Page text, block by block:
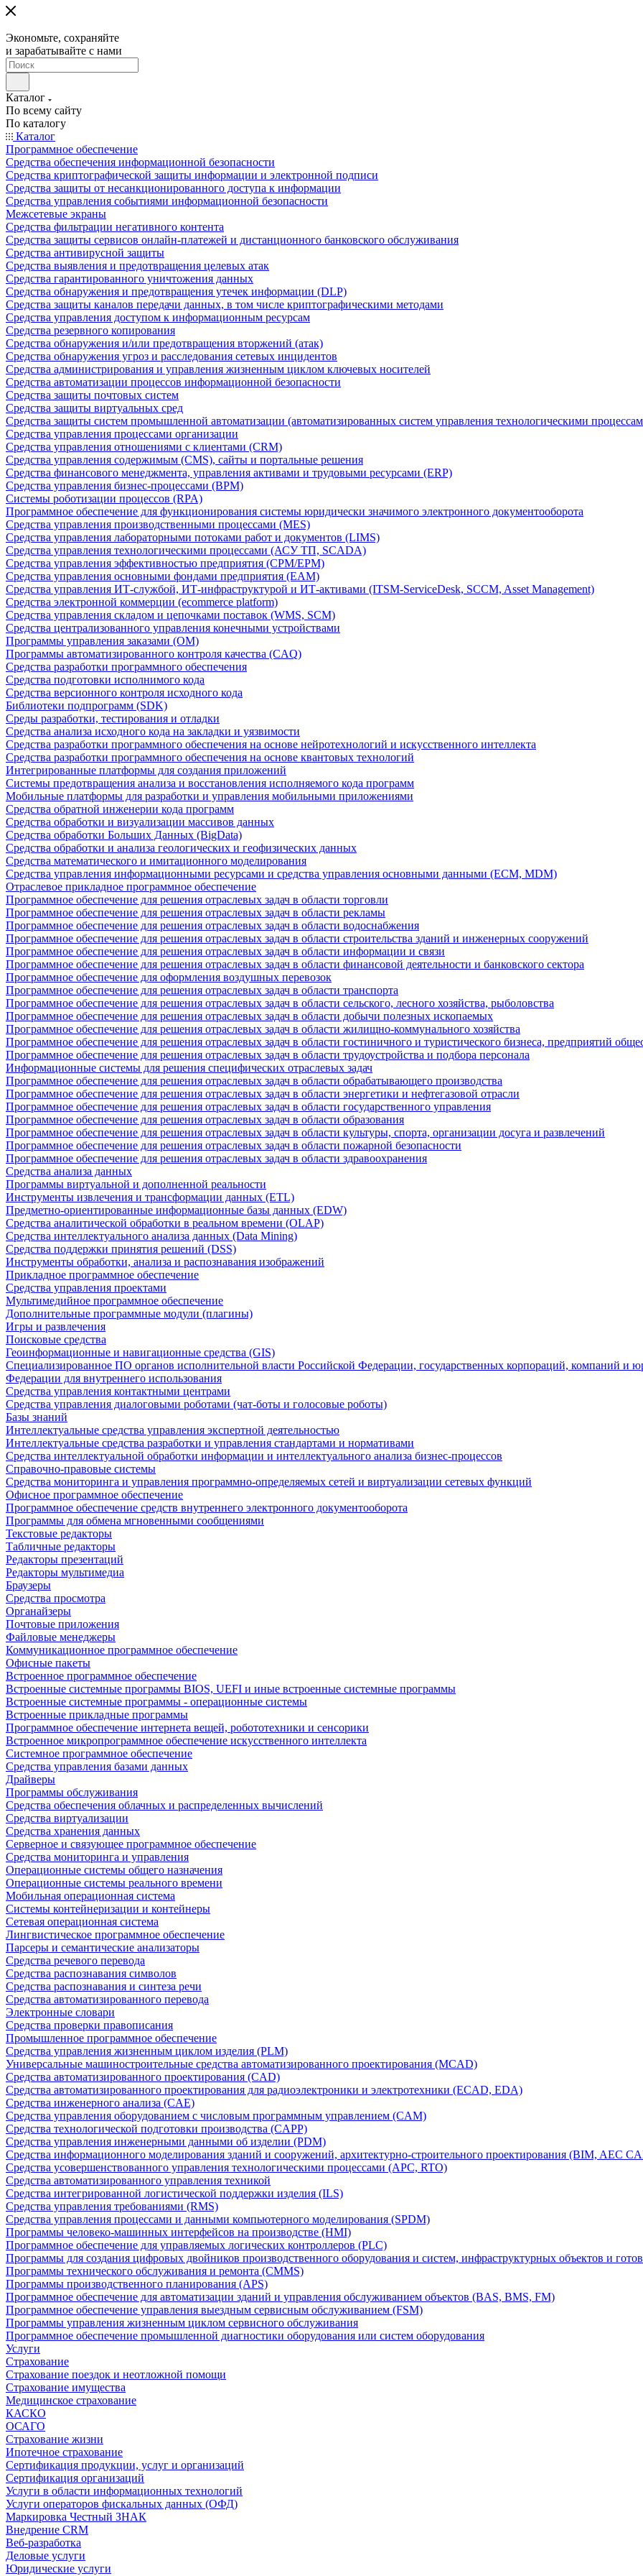
Экономьте, сохраняйте
и зарабатывайте с нами
Каталог
По всему сайту
По каталогу
Каталог
Программное обеспечение
Средства обеспечения информационной безопасности
Средства криптографической защиты информации и электронной подписи
Средства защиты от несанкционированного доступа к информации
Средства управления событиями информационной безопасности
Межсетевые экраны
Средства фильтрации негативного контента
Средства защиты сервисов онлайн-платежей и дистанционного банковского обслуживания
Средства антивирусной защиты
Средства выявления и предотвращения целевых атак
Средства гарантированного уничтожения данных
Средства обнаружения и предотвращения утечек информации (DLP)
Средства защиты каналов передачи данных, в том числе криптографическими методами
Средства управления доступом к информационным ресурсам
Средства резервного копирования
Средства обнаружения и/или предотвращения вторжений (атак)
Средства обнаружения угроз и расследования сетевых инцидентов
Средства администрирования и управления жизненным циклом ключевых носителей
Средства автоматизации процессов информационной безопасности
Средства защиты почтовых систем
Средства защиты виртуальных сред
Средства защиты систем промышленной автоматизации (автоматизированных систем управления технологическими
Средства управления процессами организации
Средства управления отношениями с клиентами (CRM)
Средства управления содержимым (CMS), сайты и портальные решения
Средства финансового менеджмента, управления активами и трудовыми ресурсами (ERP)
Средства управления бизнес-процессами (BPM)
Системы роботизации процессов (RPA)
Программное обеспечение для функционирования системы юридически значимого электронного документооборота
Средства управления производственными процессами (MES)
Средства управления лабораторными потоками работ и документов (LIMS)
Средства управления технологическими процессами (АСУ ТП, SCADA)
Средства управления эффективностью предприятия (CPM/EPM)
Средства управления основными фондами предприятия (EAM)
Средства управления ИТ-службой, ИТ-инфраструктурой и ИТ-активами (ITSM-ServiceDesk, SCCM, Asset Management)
Средства электронной коммерции (ecommerce platform)
Средства управления складом и цепочками поставок (WMS, SCM)
Средства централизованного управления конечными устройствами
Программы управления заказами (OM)
Программы автоматизированного контроля качества (CAQ)
Средства разработки программного обеспечения
Средства подготовки исполнимого кода
Средства версионного контроля исходного кода
Библиотеки подпрограмм (SDK)
Среды разработки, тестирования и отладки
Средства анализа исходного кода на закладки и уязвимости
Средства разработки программного обеспечения на основе нейротехнологий и искусственного интеллекта
Средства разработки программного обеспечения на основе квантовых технологий
Интегрированные платформы для создания приложений
Системы предотвращения анализа и восстановления исполняемого кода программ
Мобильные платформы для разработки и управления мобильными приложениями
Средства обратной инженерии кода программ
Средства обработки и визуализации массивов данных
Средства обработки Больших Данных (BigData)
Средства обработки и анализа геологических и геофизических данных
Средства математического и имитационного моделирования
Средства управления информационными ресурсами и средства управления основными данными (ECM, MDM)
Отраслевое прикладное программное обеспечение
Программное обеспечение для решения отраслевых задач в области торговли
Программное обеспечение для решения отраслевых задач в области рекламы
Программное обеспечение для решения отраслевых задач в области водоснабжения
Программное обеспечение для решения отраслевых задач в области строительства зданий и инженерных сооружений
Программное обеспечение для решения отраслевых задач в области информации и связи
Программное обеспечение для решения отраслевых задач в области финансовой деятельности и банковского сектора
Программное обеспечение для оформления воздушных перевозок
Программное обеспечение для решения отраслевых задач в области транспорта
Программное обеспечение для решения отраслевых задач в области сельского, лесного хозяйства, рыболовства
Программное обеспечение для решения отраслевых задач в области добычи полезных ископаемых
Программное обеспечение для решения отраслевых задач в области жилищно-коммунального хозяйства
Программное обеспечение для решения отраслевых задач в области гостиничного и туристического бизнеса, предприятий
Программное обеспечение для решения отраслевых задач в области трудоустройства и подбора персонала
Информационные системы для решения специфических отраслевых задач
Программное обеспечение для решения отраслевых задач в области обрабатывающего производства
Программное обеспечение для решения отраслевых задач в области энергетики и нефтегазовой отрасли
Программное обеспечение для решения отраслевых задач в области государственного управления
Программное обеспечение для решения отраслевых задач в области образования
Программное обеспечение для решения отраслевых задач в области культуры, спорта, организации досуга и развлечений
Программное обеспечение для решения отраслевых задач в области пожарной безопасности
Программное обеспечение для решения отраслевых задач в области здравоохранения
Средства анализа данных
Программы виртуальной и дополненной реальности
Инструменты извлечения и трансформации данных (ETL)
Предметно-ориентированные информационные базы данных (EDW)
Средства аналитической обработки в реальном времени (OLAP)
Средства интеллектуального анализа данных (Data Mining)
Средства поддержки принятия решений (DSS)
Инструменты обработки, анализа и распознавания изображений
Прикладное программное обеспечение
Средства управления проектами
Мультимедийное программное обеспечение
Дополнительные программные модули (плагины)
Игры и развлечения
Поисковые средства
Геоинформационные и навигационные средства (GIS)
Специализированное ПО органов исполнительной власти Российской Федерации, государственных корпораций, компаний и
Федерации для внутреннего использования
Средства управления контактными центрами
Средства управления диалоговыми роботами (чат-боты и голосовые роботы)
Базы знаний
Интеллектуальные средства управления экспертной деятельностью
Интеллектуальные средства разработки и управления стандартами и нормативами
Средства интеллектуальной обработки информации и интеллектуального анализа бизнес-процессов
Справочно-правовые системы
Средства мониторинга и управления программно-определяемых сетей и виртуализации сетевых функций
Офисное программное обеспечение
Программное обеспечение средств внутреннего электронного документооборота
Программы для обмена мгновенными сообщениями
Текстовые редакторы
Табличные редакторы
Редакторы презентаций
Редакторы мультимедиа
Браузеры
Средства просмотра
Органайзеры
Почтовые приложения
Файловые менеджеры
Коммуникационное программное обеспечение
Офисные пакеты
Встроенное программное обеспечение
Встроенные системные программы BIOS, UEFI и иные встроенные системные программы
Встроенные системные программы - операционные системы
Встроенные прикладные программы
Программное обеспечение интернета вещей, робототехники и сенсорики
Встроенное микропрограммное обеспечение искусственного интеллекта
Системное программное обеспечение
Средства управления базами данных
Драйверы
Программы обслуживания
Средства обеспечения облачных и распределенных вычислений
Средства виртуализации
Средства хранения данных
Серверное и связующее программное обеспечение
Средства мониторинга и управления
Операционные системы общего назначения
Операционные системы реального времени
Мобильная операционная система
Системы контейнеризации и контейнеры
Сетевая операционная система
Лингвистическое программное обеспечение
Парсеры и семантические анализаторы
Средства речевого перевода
Средства распознавания символов
Средства распознавания и синтеза речи
Средства автоматизированного перевода
Электронные словари
Средства проверки правописания
Промышленное программное обеспечение
Средства управления жизненным циклом изделия (PLM)
Универсальные машиностроительные средства автоматизированного проектирования (MCAD)
Средства автоматизированного проектирования (CAD)
Средства автоматизированного проектирования для радиоэлектроники и электротехники (ECAD, EDA)
Средства инженерного анализа (CAE)
Средства управления оборудованием с числовым программным управлением (CAM)
Средства технологической подготовки производства (CAPP)
Средства управления инженерными данными об изделии (PDM)
Средства информационного моделирования зданий и сооружений, архитектурно-строительного проектирования (BIM, AEC
Средства усовершенствованного управления технологическими процессами (APC, RTO)
Средства автоматизированного управления техникой
Средства интегрированной логистической поддержки изделия (ILS)
Средства управления требованиями (RMS)
Средства управления процессами и данными компьютерного моделирования (SPDM)
Программы человеко-машинных интерфейсов на производстве (HMI)
Программное обеспечение для управляемых логических контроллеров (PLC)
Программы для создания цифровых двойников производственного оборудования и систем, инфраструктурных объектов и
Программы технического обслуживания и ремонта (CMMS)
Программы производственного планирования (APS)
Программное обеспечение для автоматизации зданий и управления обслуживанием объектов (BAS, BMS, FM)
Программное обеспечение управления выездным сервисным обслуживанием (FSM)
Программы управления жизненным циклом сервисного обслуживания
Программное обеспечение промышленной диагностики оборудования или систем оборудования
Услуги
Страхование
Страхование поездок и неотложной помощи
Страхование имущества
Медицинское страхование
КАСКО
ОСАГО
Страхование жизни
Ипотечное страхование
Сертификация продукции, услуг и организаций
Сертификация организаций
Услуги в области информационных технологий
Услуги операторов фискальных данных (ОФД)
Маркировка Честный ЗНАК
Внедрение CRM
Веб-разработка
Деловые услуги
Юридические услуги